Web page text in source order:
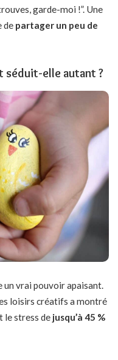
garde-moi !”. Une
de partager un peu de
séduit-elle autant ?
un vrai pouvoir apaisant.
loisirs créatifs a montré
le stress de jusqu’à 45 %